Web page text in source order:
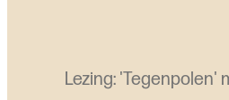
Lezing: